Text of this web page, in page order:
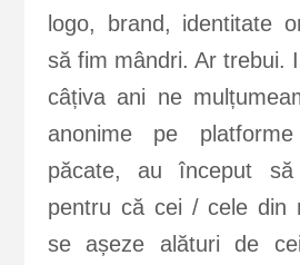
logo, brand, identitate
să fim mândri. Ar trebui.
câțiva ani ne
anonime pe
păcate, au început să
pentru că cei / cele din
se așeze alături de